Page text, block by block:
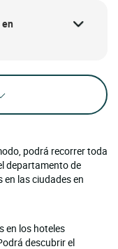
podrá recorrer toda
departamento de
las ciudades en
en los hoteles
descubrir el